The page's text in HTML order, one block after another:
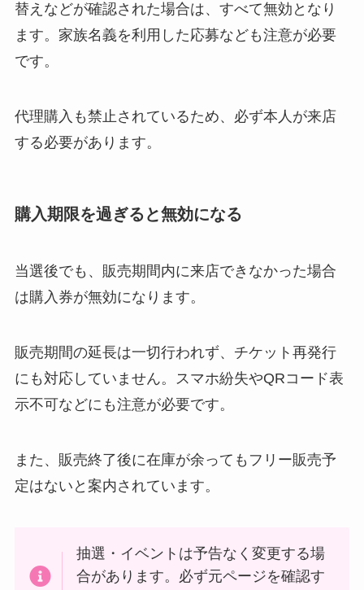
替えなどが確認された場合は、すべて無効となり
ます。家族名義を利用した応募なども注意が必要
です。
代理購入も禁止されているため、必ず本人が来店
する必要があります。
購入期限を過ぎると無効になる
当選後でも、販売期間内に来店できなかった場合
は購入券が無効になります。
販売期間の延長は一切行われず、チケット再発行
にも対応していません。スマホ紛失やQRコード表
示不可などにも注意が必要です。
また、販売終了後に在庫が余ってもフリー販売予
定はないと案内されています。
抽選・イベントは予告なく変更する場
合があります。必ず元ページを確認す